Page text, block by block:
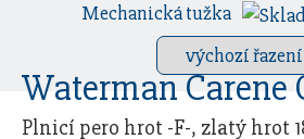
Mechanická tužka
Plnicí pero hrot -F-, zlatý hrot